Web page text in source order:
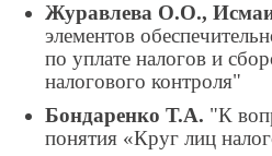
Журавлева О.О.,
элементов
по уплате налогов и
налогового контроля"
Бондаренко Т.А. "К
понятия «Круг лиц